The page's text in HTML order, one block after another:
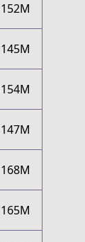
152M
145M
154M
147M
168M
165M